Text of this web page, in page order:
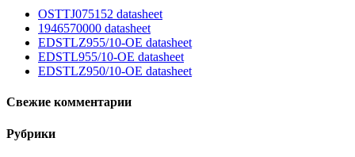
OSTTJ075152 datasheet
1946570000 datasheet
EDSTLZ955/10-OE datasheet
EDSTL955/10-OE datasheet
EDSTLZ950/10-OE datasheet
Свежие комментарии
Рубрики